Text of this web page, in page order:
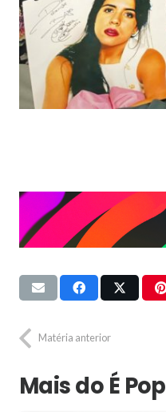
Matéria anterior
Mais do É Pop